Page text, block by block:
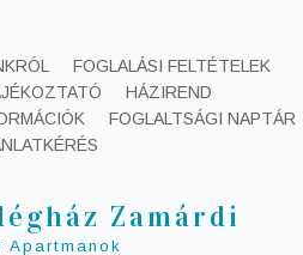
FOGLALÁSI FELTÉTELEK
HÁZIREND
FOGLALTSÁGI NAPTÁR
Zamárdi
Apartmanok